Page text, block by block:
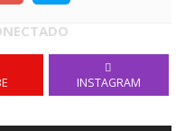
INSTAGRAM